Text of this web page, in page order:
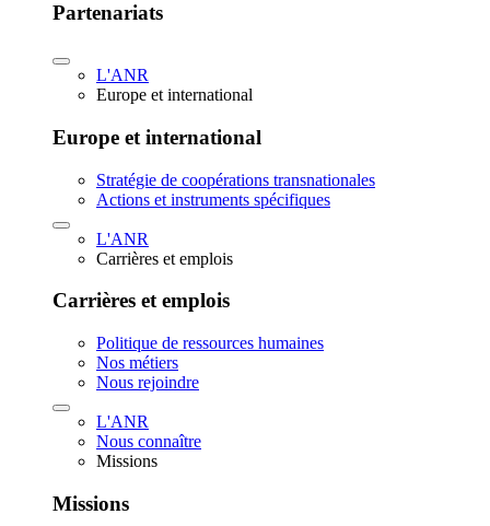
Partenariats
L'ANR
Europe et international
Europe et international
Stratégie de coopérations transnationales
Actions et instruments spécifiques
L'ANR
Carrières et emplois
Carrières et emplois
Politique de ressources humaines
Nos métiers
Nous rejoindre
L'ANR
Nous connaître
Missions
Missions